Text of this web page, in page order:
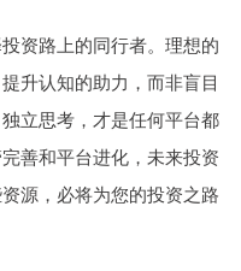
资路上的同行者。理想的
升认知的助力，而非盲目
立思考，才是任何平台都
善和平台进化，未来投资
源，必将为您的投资之路